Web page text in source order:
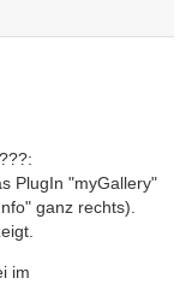
PlugIn "myGallery"
ganz rechts).
im